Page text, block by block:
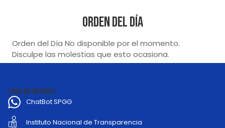
Orden del Día
Orden del Día No disponible por el momento.
Disculpe las molestias que esto ocasiona.
LIGAS DE INTERÉS
ChatBot SPGG
Instituto Nacional de Transparencia